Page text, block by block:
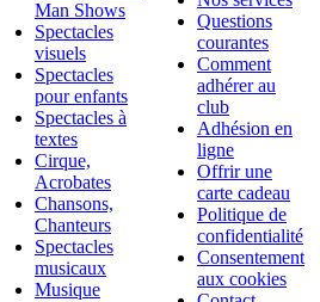
Man Shows
Spectacles
visuels
Spectacles
pour enfants
Spectacles à
textes
Cirque,
Acrobates
Chansons,
Chanteurs
Spectacles
musicaux
Musique
Questions
courantes
Comment
adhérer au
club
Adhésion en
ligne
Offrir une
carte cadeau
Politique de
confidentialité
Consentement
aux cookies